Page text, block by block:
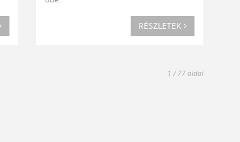
RÉSZLETEK
1 / 77 oldal